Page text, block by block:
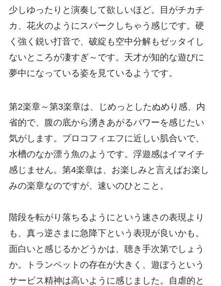
少しゆったりと演奏して欲しいほど。目がチカチ
カ、花火のようにスパークしちゃう感じです。硬
く強く鋭い打音で、破綻も空中分解もゼッタイし
ないところが凄すぎ～です。天才が知的な遊びに
夢中になっている姿を見ているようです。
第2楽章～第3楽章は、じめっとしたぬめり感、内
省的で、腹の底から湧きあがるパワーを感じたい
気がします。プロコフィエフに近しい肌合いで、
水槽のなか漂う魚のようです。浮遊感はイマイチ
感じません。第4楽章は、お楽しみと言えばお楽し
みの楽章なのですが、速いのひとこと。
階段を転がり落ちるようにという速さの表現より
も、真っ逆さまに急降下という表現が良いかも。
面白いと感じるかどうかは、聴き手次第でしょう
か。トランペットの存在が大きく、遊ぼうという
サービス精神は高いように感じました。自虐的と